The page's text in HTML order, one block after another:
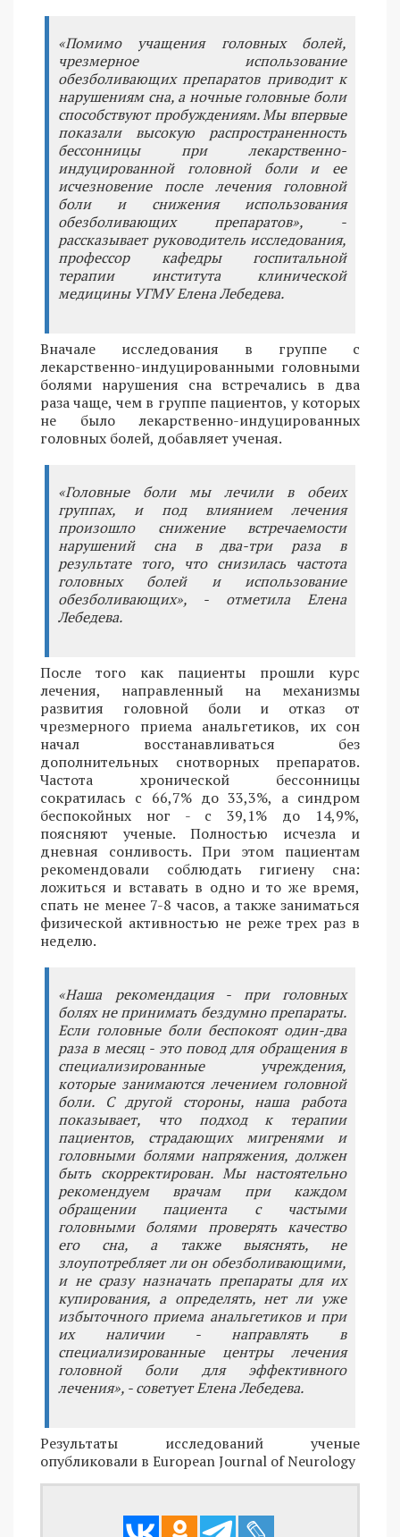
«Помимо учащения головных болей,
чрезмерное использование
обезболивающих препаратов приводит к
нарушениям сна, а ночные головные боли
способствуют пробуждениям. Мы впервые
показали высокую распространенность
бессонницы при лекарственно-
индуцированной головной боли и ее
исчезновение после лечения головной
боли и снижения использования
обезболивающих препаратов», -
рассказывает руководитель исследования,
профессор кафедры госпитальной
терапии института клинической
медицины УГМУ Елена Лебедева.
Вначале исследования в группе с
лекарственно-индуцированными головными
болями нарушения сна встречались в два
раза чаще, чем в группе пациентов, у которых
не было лекарственно-индуцированных
головных болей, добавляет ученая.
«Головные боли мы лечили в обеих
группах, и под влиянием лечения
произошло снижение встречаемости
нарушений сна в два-три раза в
результате того, что снизилась частота
головных болей и использование
обезболивающих», - отметила Елена
Лебедева.
После того как пациенты прошли курс
лечения, направленный на механизмы
развития головной боли и отказ от
чрезмерного приема анальгетиков, их сон
начал восстанавливаться без
дополнительных снотворных препаратов.
Частота хронической бессонницы
сократилась с 66,7% до 33,3%, а синдром
беспокойных ног - с 39,1% до 14,9%,
поясняют ученые. Полностью исчезла и
дневная сонливость. При этом пациентам
рекомендовали соблюдать гигиену сна:
ложиться и вставать в одно и то же время,
спать не менее 7-8 часов, а также заниматься
физической активностью не реже трех раз в
неделю.
«Наша рекомендация - при головных
болях не принимать бездумно препараты.
Если головные боли беспокоят один-два
раза в месяц - это повод для обращения в
специализированные учреждения,
которые занимаются лечением головной
боли. С другой стороны, наша работа
показывает, что подход к терапии
пациентов, страдающих мигренями и
головными болями напряжения, должен
быть скорректирован. Мы настоятельно
рекомендуем врачам при каждом
обращении пациента с частыми
головными болями проверять качество
его сна, а также выяснять, не
злоупотребляет ли он обезболивающими,
и не сразу назначать препараты для их
купирования, а определять, нет ли уже
избыточного приема анальгетиков и при
их наличии - направлять в
специализированные центры лечения
головной боли для эффективного
лечения», - советует Елена Лебедева.
Результаты исследований ученые
опубликовали в European Journal of Neurology